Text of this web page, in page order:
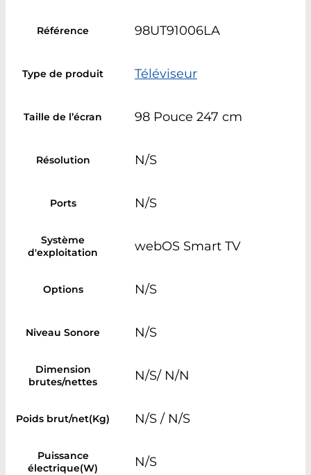
Référence 98UT91006LA
Type de produit Téléviseur
Taille de l’écran 98 Pouce 247 cm
Résolution N/S
Ports N/S
Système
d'exploitation
webOS Smart TV
Options N/S
Niveau Sonore N/S
Dimension
brutes/nettes
N/S/ N/N
Poids brut/net(Kg) N/S / N/S
Puissance
électrique(W)
N/S